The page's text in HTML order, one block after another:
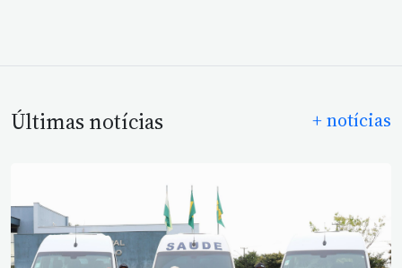
Últimas notícias + notícias